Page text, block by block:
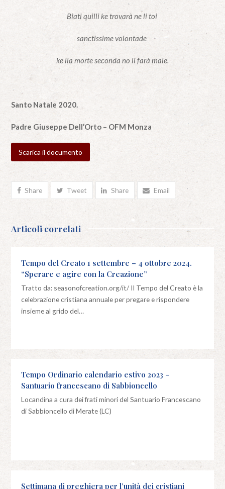
Biati quilli ke trovarà ne li toi
sanctissime volontade
ke lla morte seconda no li farà male.
Santo Natale 2020.
Padre Giuseppe Dell’Orto – OFM Monza
Scarica il documento
Share Tweet Share Email
Articoli correlati
Tempo del Creato 1 settembre – 4 ottobre 2024.
“Sperare e agire con la Creazione”
Tratto da: seasonofcreation.org/it/ Il Tempo del Creato è la
celebrazione cristiana annuale per pregare e rispondere
insieme al grido del…
Tempo Ordinario calendario estivo 2023 –
Santuario francescano di Sabbioncello
Locandina a cura dei frati minori del Santuario Francescano
di Sabbioncello di Merate (LC)
Settimana di preghiera per l’unità dei cristiani